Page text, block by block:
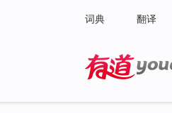
词典 翻译